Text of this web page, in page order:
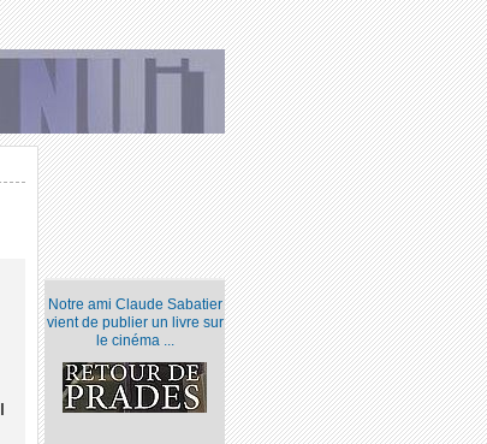
Notre ami Claude Sabatier
vient de publier un livre sur
le cinéma ...